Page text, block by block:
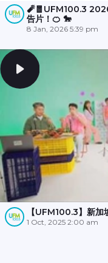
🧨🧧UFM100.3
告片！🍊 🐎
8 Jan, 2026 5:39 pm
【UFM100.3】新加
1 Oct, 2025 2:00 am